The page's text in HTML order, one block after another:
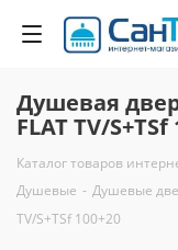
Душевая
FLAT TV/S+TSf
Каталог товаров
Душевые - Душевые
TV/S+TSf 100+20